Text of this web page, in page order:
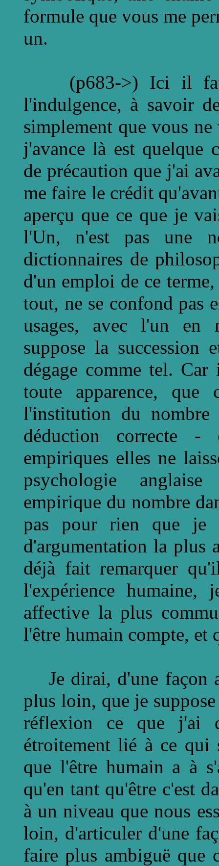
formule que vous me
un.
(p683->) Ici il faut
l'indulgence, à savoir
simplement que vous
j'avance là est quelque
de précaution que j'ai
me faire le crédit
aperçu que ce que je
l'Un, n'est pas une
dictionnaires de
d'un emploi de ce
tout, ne se confond pas
usages, avec l'un en
suppose la succession
dégage comme tel.
toute apparence,
l'institution du
déduction correcte -
empiriques elles ne
psychologie
empirique du nombre
pas pour rien que je
d'argumentation la plus
déjà fait remarquer
l'expérience humaine,
affective la plus
l'être humain compte, et
Je dirai, d'une façon
plus loin, que je
réflexion ce que j'ai
étroitement lié à ce qui
que l'être humain a à
qu'en tant qu'être c'est
à un niveau que nous
loin, d'articuler d'une
faire plus ambiguë que